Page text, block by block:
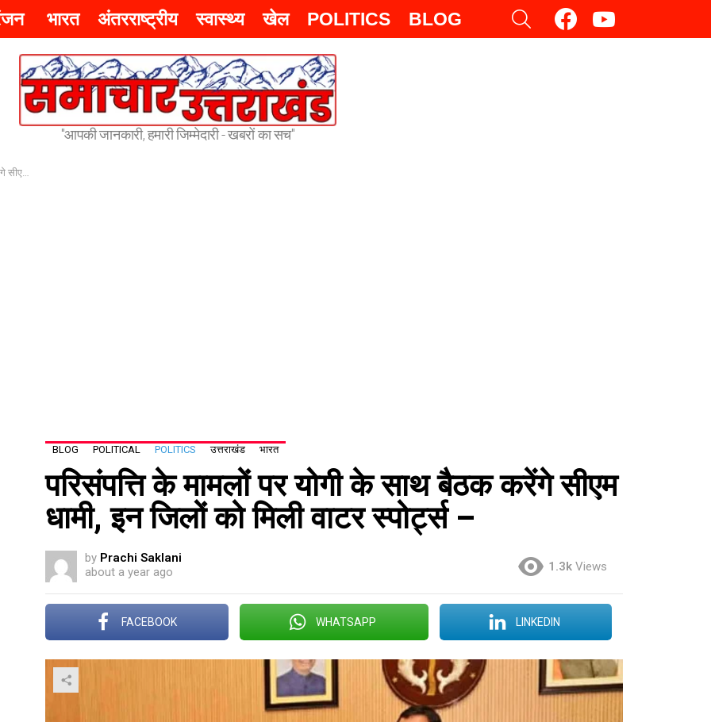
भारत अंतरराष्ट्रीय स्वास्थ्य खेल POLITICS BLOG SEARCH
"आपकी जानकारी, हमारी जिम्मेदारी - खबरों का सच"
–
BLOG POLITICAL POLITICS उत्तराखंड भारत
परिसंपत्ति के मामलों पर योगी के साथ बैठक करेंगे सीएम
धामी, इन जिलों को मिली वाटर स्पोर्ट्स –
by Prachi Saklani
about a year ago
1.3k Views
FACEBOOK WHATSAPP LINKEDIN